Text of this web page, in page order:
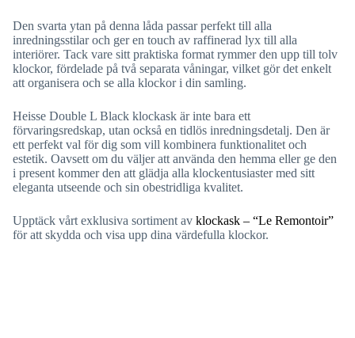
Den svarta ytan på denna låda passar perfekt till alla
inredningsstilar och ger en touch av raffinerad lyx till alla
interiörer. Tack vare sitt praktiska format rymmer den upp till tolv
klockor, fördelade på två separata våningar, vilket gör det enkelt
att organisera och se alla klockor i din samling.
Heisse Double L Black klockask är inte bara ett
förvaringsredskap, utan också en tidlös inredningsdetalj. Den är
ett perfekt val för dig som vill kombinera funktionalitet och
estetik. Oavsett om du väljer att använda den hemma eller ge den
i present kommer den att glädja alla klockentusiaster med sitt
eleganta utseende och sin obestridliga kvalitet.
Upptäck vårt exklusiva sortiment av klockask – “Le Remontoir”
för att skydda och visa upp dina värdefulla klockor.